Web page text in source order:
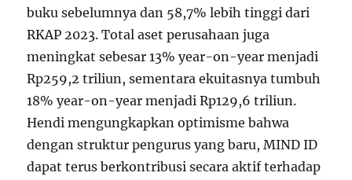
buku sebelumnya dan 58,7% lebih tinggi dari
RKAP 2023. Total aset perusahaan juga
meningkat sebesar 13% year-on-year menjadi
Rp259,2 triliun, sementara ekuitasnya tumbuh
18% year-on-year menjadi Rp129,6 triliun.
Hendi mengungkapkan optimisme bahwa
dengan struktur pengurus yang baru, MIND ID
dapat terus berkontribusi secara aktif terhadap